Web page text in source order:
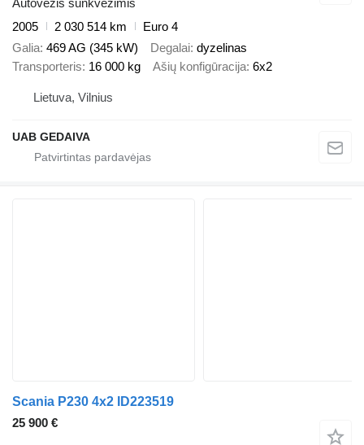
2005
2 030 514 km
Euro 4
Galia 469 AG (345 kW) Degalai dyzelinas
Transporteris 16 000 kg Ašių konfigūracija 6x2
Lietuva, Vilnius
UAB GEDAIVA
Scania P230 4x2 ID223519
25 900 €